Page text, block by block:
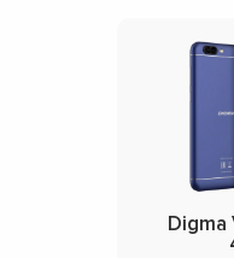
Digma